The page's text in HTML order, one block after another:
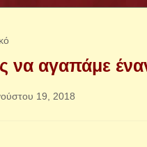
να αγαπάμε
19, 2018